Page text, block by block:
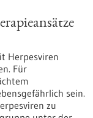
Herpesviren
Für
sein.
zu